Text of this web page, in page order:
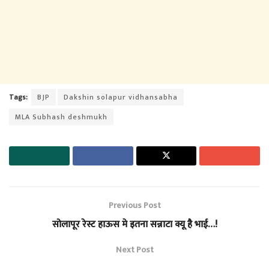
Tags: BJP
Dakshin solapur vidhansabha
MLA Subhash deshmukh
Previous Post
सोलापूर रेस्ट हाऊस मे इतना सन्नाटा क्यू है भाई…!
Next Post